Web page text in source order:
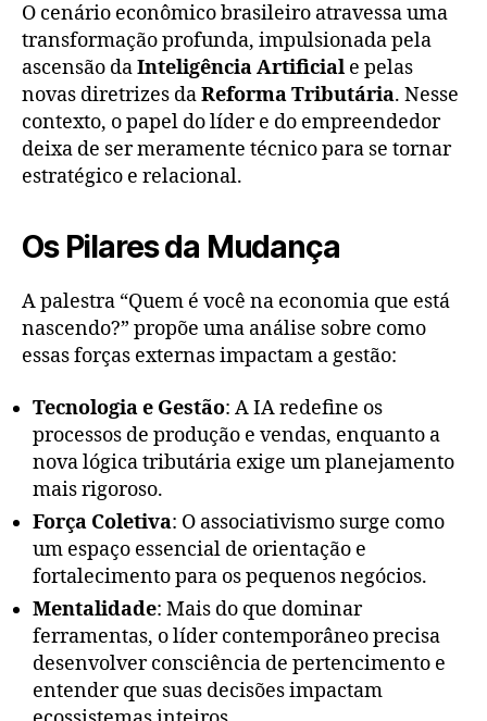
O cenário econômico brasileiro atravessa uma
transformação profunda, impulsionada pela
ascensão daInteligência Artificial e pelas
novas diretrizes daReforma Tributária. Nesse
contexto, o papel do líder e do empreendedor
deixa de ser meramente técnico para se tornar
estratégico e relacional.
Os Pilares da Mudança
A palestra “Quem é você na economia que está
nascendo?” propõe uma análise sobre como
essas forças externas impactam a gestão:
Tecnologia e Gestão: A IA redefine os
processos de produção e vendas, enquanto a
nova lógica tributária exige um planejamento
mais rigoroso.
Força Coletiva: O associativismo surge como
um espaço essencial de orientação e
fortalecimento para os pequenos negócios.
Mentalidade: Mais do que dominar
ferramentas, o líder contemporâneo precisa
desenvolver consciência de pertencimento e
entender que suas decisões impactam